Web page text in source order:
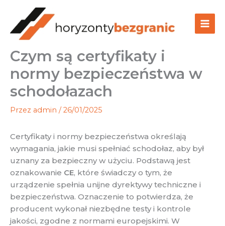
treści
Czym są certyfikaty i
normy bezpieczeństwa w
schodołazach
Przez admin / 26/01/2025
Certyfikaty i normy bezpieczeństwa określają
wymagania, jakie musi spełniać schodołaz, aby był
uznany za bezpieczny w użyciu. Podstawą jest
oznakowanie CE, które świadczy o tym, że
urządzenie spełnia unijne dyrektywy techniczne i
bezpieczeństwa. Oznaczenie to potwierdza, że
producent wykonał niezbędne testy i kontrole
jakości, zgodne z normami europejskimi. W